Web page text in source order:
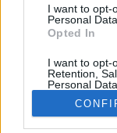
I want to opt-
Personal
Opted In
I want to opt-
Retention,
Personal
Purposes for
Opted Out
#pajzsmirigy
Archívum